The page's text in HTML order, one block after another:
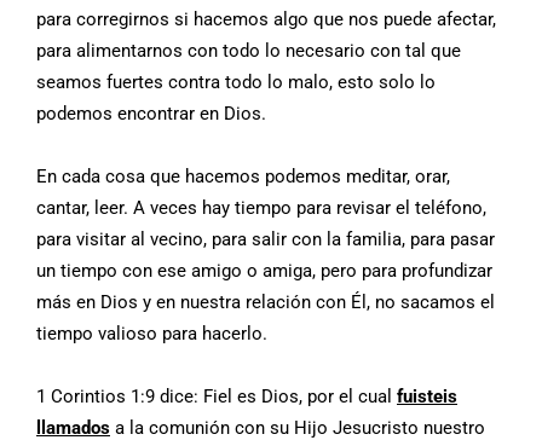
para corregirnos si hacemos algo que nos puede afectar,
para alimentarnos con todo lo necesario con tal que
seamos fuertes contra todo lo malo, esto solo lo
podemos encontrar en Dios.
En cada cosa que hacemos podemos meditar, orar,
cantar, leer. A veces hay tiempo para revisar el teléfono,
para visitar al vecino, para salir con la familia, para pasar
un tiempo con ese amigo o amiga, pero para profundizar
más en Dios y en nuestra relación con Él, no sacamos el
tiempo valioso para hacerlo.
1 Corintios 1:9 dice: Fiel es Dios, por el cual fuisteis
llamados a la comunión con su Hijo Jesucristo nuestro